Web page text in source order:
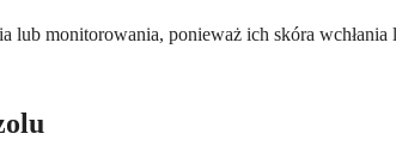
monitorowania, ponieważ ich skóra